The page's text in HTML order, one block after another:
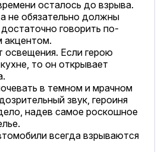
осталось до взрыва.
не обязательно должны
говорить по-
акцентом.
освещения. Если герою
то он открывает
в темном и мрачном
звук, героиня
надев самое роскошное
всегда взрываются